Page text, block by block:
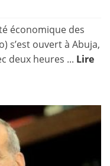
économique des
s’est ouvert à Abuja,
deux heures ... Lire